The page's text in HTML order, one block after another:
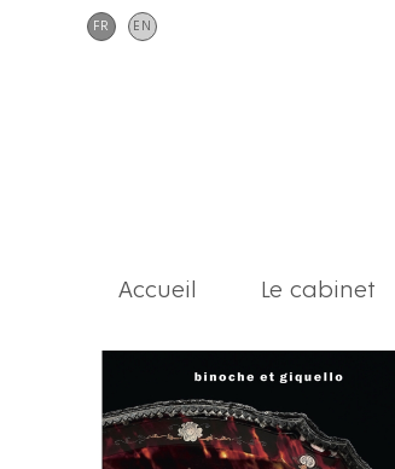
FR EN
Accueil Le cabinet